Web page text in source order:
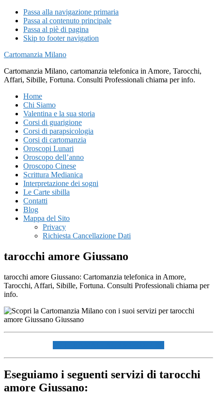
Passa alla navigazione primaria
Passa al contenuto principale
Passa al piè di pagina
Skip to footer navigation
Cartomanzia Milano
Cartomanzia Milano, cartomanzia telefonica in Amore, Tarocchi,
Affari, Sibille, Fortuna. Consulti Professionali chiama per info.
Home
Chi Siamo
Valentina e la sua storia
Corsi di guarigione
Corsi di parapsicologia
Corsi di cartomanzia
Oroscopi Lunari
Oroscopo dell’anno
Oroscopo Cinese
Scrittura Medianica
Interpretazione dei sogni
Le Carte sibilla
Contatti
Blog
Mappa del Sito
Privacy
Richiesta Cancellazione Dati
tarocchi amore Giussano
tarocchi amore Giussano: Cartomanzia telefonica in Amore,
Tarocchi, Affari, Sibille, Fortuna. Consulti Professionali chiama per
info.
Eseguiamo i seguenti servizi di tarocchi
amore Giussano: